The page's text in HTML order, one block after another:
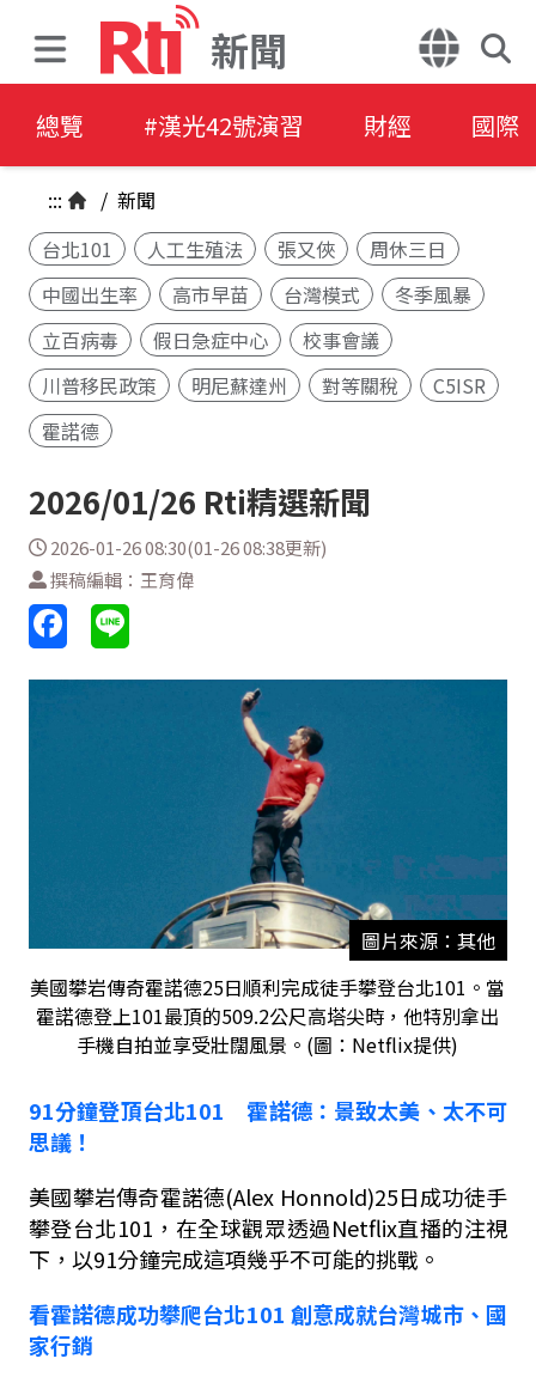
新聞
總覽 #漢光42號演習 財經 國際
::: / 新聞
台北101
人工生殖法 張又俠
周休三日
中國出生率
高市早苗 台灣模式
冬季風暴
立百病毒
假日急症中心
校事會議
川普移民政策
明尼蘇達州 對等關稅
C5ISR
霍諾德
2026/01/26 Rti精選新聞
2026-01-26 08:30(01-26 08:38更新)
撰稿編輯：王育偉
圖片來源：其他
美國攀岩傳奇霍諾德25日順利完成徒手攀登台北101。當
霍諾德登上101最頂的509.2公尺高塔尖時，他特別拿出
手機自拍並享受壯闊風景。(圖：Netflix提供)
91分鐘登頂台北101 霍諾德：景致太美、太不可
思議！
美國攀岩傳奇霍諾德(Alex Honnold)25日成功徒手
攀登台北101 ，在全球觀眾透過Netflix直播的注視
下，以91分鐘完成這項幾乎不可能的挑戰。
看霍諾德成功攀爬台北101 創意成就台灣城市、國
家行銷